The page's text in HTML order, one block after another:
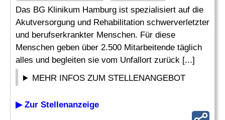
Das BG Klinikum Hamburg ist spezialisiert auf die
Akutversorgung und Rehabilitation schwerverletzter
und berufserkrankter Menschen. Für diese
Menschen geben über 2.500 Mitarbeitende täglich
alles und begleiten sie vom Unfallort zurück [...]
MEHR INFOS ZUM STELLENANGEBOT
▶ Zur Stellenanzeige